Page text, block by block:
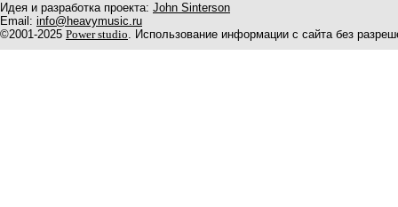
Идея и разработка проекта: John Sinterson
Email: info@heavymusic.ru
©2001-2025 Power studio. Использование информации с сайта без